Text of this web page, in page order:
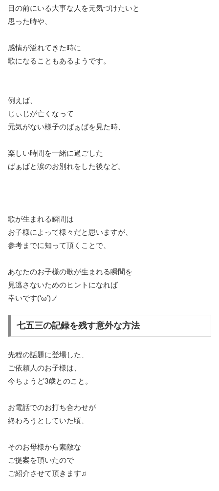
目の前にいる大事な人を元気づけたいと
思った時や、
感情が溢れてきた時に
歌になることもあるようです。
例えば、
じぃじが亡くなって
元気がない様子のばぁばを見た時、
楽しい時間を一緒に過ごした
ばぁばと涙のお別れをした後など。
歌が生まれる瞬間は
お子様によって様々だと思いますが、
参考までに知って頂くことで、
あなたのお子様の歌が生まれる瞬間を
見逃さないためのヒントになれば
幸いです(‘ω’)ノ
七五三の記録を残す意外な方法
先程の話題に登場した、
ご依頼人のお子様は、
今ちょうど3歳とのこと。
お電話でのお打ち合わせが
終わろうとしていた頃、
そのお母様から素敵な
ご提案を頂いたので
ご紹介させて頂きます♫